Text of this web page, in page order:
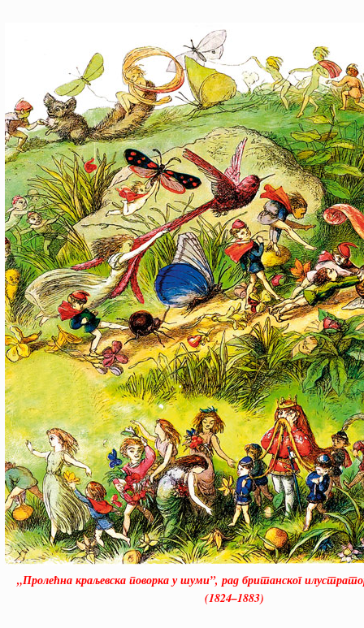
„Пролећна краљевска поворка у шуми”, рад британског
(1824–1883)